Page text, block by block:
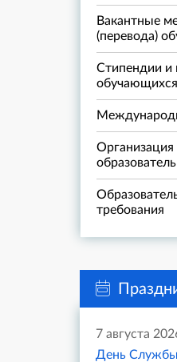
Вакантные
(перевода)
Стипендии
обучающихся
Организация
требования
7 августа
День Службы